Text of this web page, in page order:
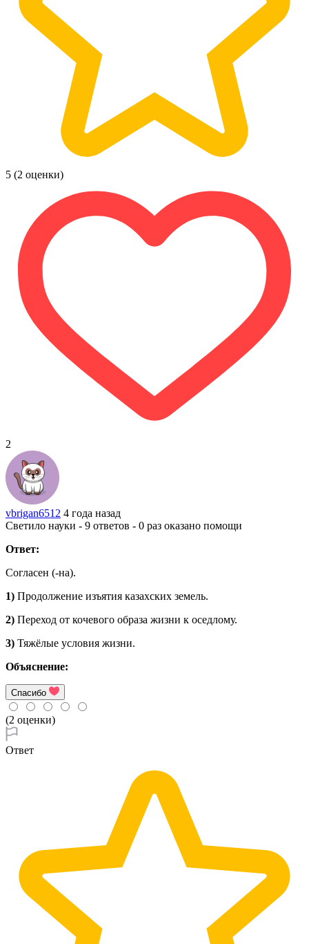
5 (2 оценки)
2
vbrigan6512 4 года назад
Светило науки - 9 ответов - 0 раз оказано помощи
Ответ:
Согласен (-на).
1) Продолжение изъятия казахских земель.
2) Переход от кочевого образа жизни к оседлому.
3) Тяжёлые условия жизни.
Объяснение:
Спасибо
(2 оценки)
Ответ